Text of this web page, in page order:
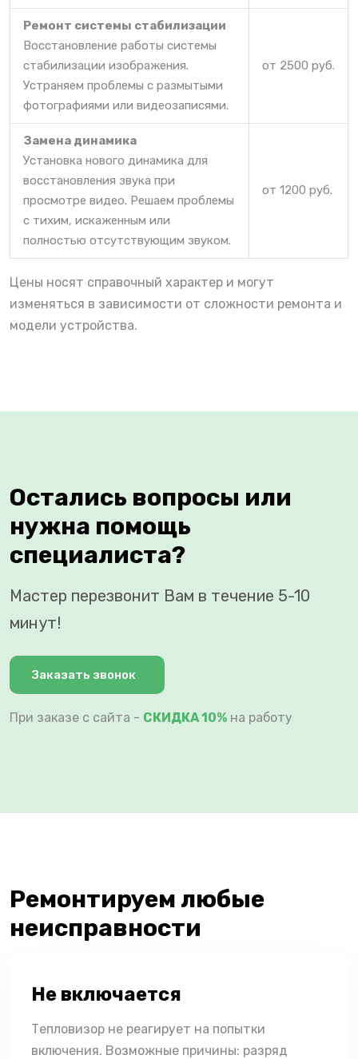
Ремонт системы стабилизации
Восстановление работы системы
стабилизации изображения.
Устраняем проблемы с размытыми
фотографиями или видеозаписями.
от 2500 руб.
Замена динамика
Установка нового динамика для
восстановления звука при
просмотре видео. Решаем проблемы
с тихим, искаженным или
полностью отсутствующим звуком.
от 1200 руб.
Цены носят справочный характер и могут
изменяться в зависимости от сложности ремонта и
модели устройства.
Остались вопросы или
нужна помощь
специалиста?
Мастер перезвонит Вам в течение 5-10
минут!
Заказать звонок
При заказе с сайта - СКИДКА 10% на работу
Ремонтируем любые
неисправности
Не включается
Тепловизор не реагирует на попытки
включения. Возможные причины: разряд